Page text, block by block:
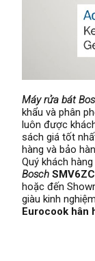
Máy rửa bát
khẩu và phân
luôn được
sách giá tốt
hàng và bảo
Quý khách
Bosch
hoặc đến
giàu kinh
Eurocook hân